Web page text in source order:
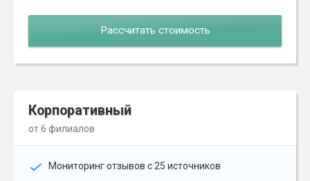
Рассчитать стоимость
Корпоративный
от 6 филиалов
Мониторинг отзывов с 25 источников